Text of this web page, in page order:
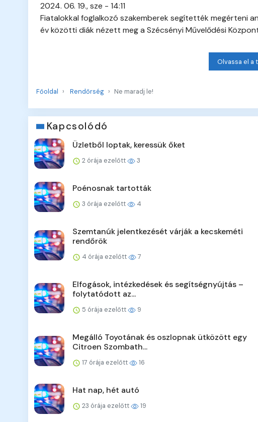
2024. 06. 19., sze - 14:11
Fiatalokkal foglalkozó szakemberek segítették megérteni
év közötti diák nézett meg a Szécsényi Művelődési
Olvassa el a
Főoldal Rendőrség Ne maradj le!
Kapcsolódó
Üzletből loptak, keressük őket
2 órája ezelőtt 3
Poénosnak tartották
3 órája ezelőtt 4
Szemtanúk jelentkezését várják a kecskeméti
rendőrök
4 órája ezelőtt 7
Elfogások, intézkedések és segítségnyújtás –
folytatódott az...
5 órája ezelőtt 9
Megálló Toyotának és oszlopnak ütközött egy
Citroen Szombath...
17 órája ezelőtt 16
Hat nap, hét autó
23 órája ezelőtt 19